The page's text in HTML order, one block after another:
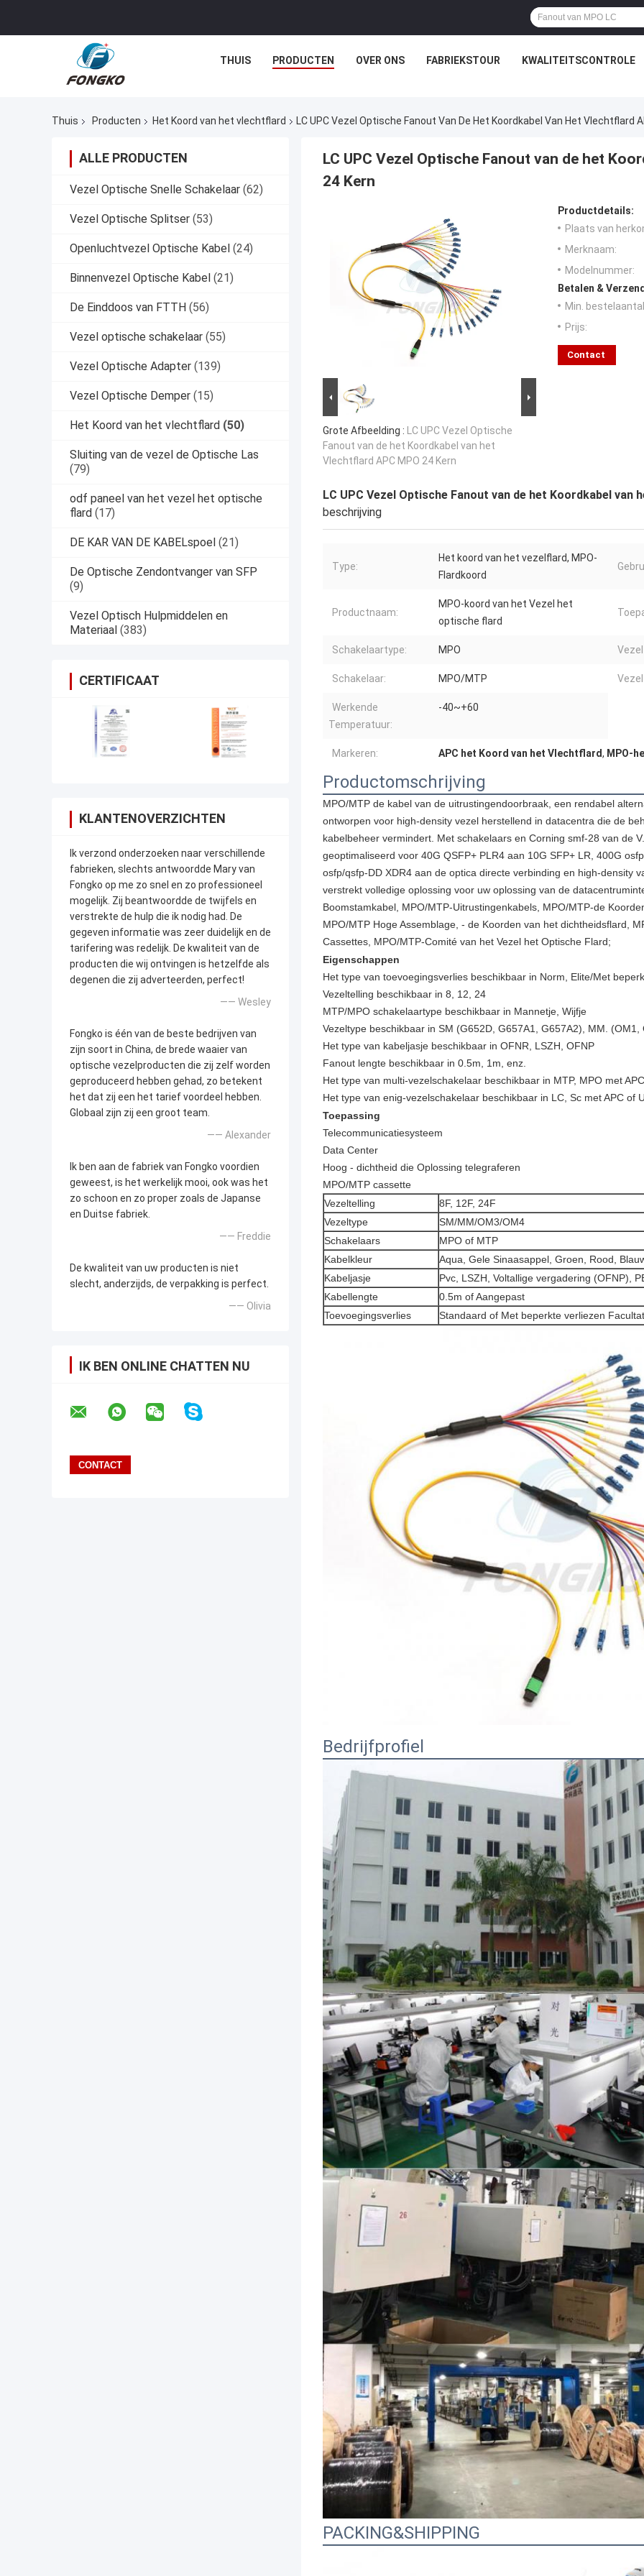
THUIS PRODUCTEN OVER ONS FABRIEKSTOUR KWALITEITSCONTROLE
Thuis Producten Het Koord van het vlechtflard LC UPC Vezel Optische Fanout Van De Het Koordkabel Van Het Vlechtflard
ALLE PRODUCTEN
Vezel Optische Snelle Schakelaar (62)
Vezel Optische Splitser (53)
Openluchtvezel Optische Kabel (24)
Binnenvezel Optische Kabel (21)
De Einddoos van FTTH (56)
Vezel optische schakelaar (55)
Vezel Optische Adapter (139)
Vezel Optische Demper (15)
Het Koord van het vlechtflard (50)
Sluiting van de vezel de Optische Las
(79)
odf paneel van het vezel het optische
flard (17)
DE KAR VAN DE KABELspoel (21)
De Optische Zendontvanger van SFP
(9)
Vezel Optisch Hulpmiddelen en
Materiaal (383)
CERTIFICAAT
KLANTENOVERZICHTEN
Ik verzond onderzoeken naar verschillende
fabrieken, slechts antwoordde Mary van
Fongko op me zo snel en zo professioneel
mogelijk. Zij beantwoordde de twijfels en
verstrekte de hulp die ik nodig had. De
gegeven informatie was zeer duidelijk en de
tarifering was redelijk. De kwaliteit van de
producten die wij ontvingen is hetzelfde als
degenen die zij adverteerden, perfect!
—— Wesley
Fongko is één van de beste bedrijven van
zijn soort in China, de brede waaier van
optische vezelproducten die zij zelf worden
geproduceerd hebben gehad, zo betekent
het dat zij een het tarief voordeel hebben.
Globaal zijn zij een groot team.
—— Alexander
Ik ben aan de fabriek van Fongko voordien
geweest, is het werkelijk mooi, ook was het
zo schoon en zo proper zoals de Japanse
en Duitse fabriek.
—— Freddie
De kwaliteit van uw producten is niet
slecht, anderzijds, de verpakking is perfect.
—— Olivia
IK BEN ONLINE CHATTEN NU
LC UPC Vezel Optische Fanout van de het
24 Kern
Grote Afbeelding : LC UPC Vezel Optische
Fanout van de het Koordkabel van het
Vlechtflard APC MPO 24 Kern
Productdetails:
Plaats van
Merknaam:
Modelnummer:
Betalen &
Min.
Prijs:
Contact
LC UPC Vezel Optische Fanout van de het Koordkabel van
beschrijving
Type:
Het koord van het vezelflard, MPO-
Flardkoord
Productnaam:
MPO-koord van het Vezel het
optische flard
Schakelaartype: MPO
Schakelaar: MPO/MTP
Werkende
Temperatuur:
-40~+60
Markeren: APC het Koord van het Vlechtflard, MPO-
Productomschrijving
MPO/MTP de kabel van de uitrustingendoorbraak, een rendabel
ontworpen voor high-density vezel herstellend in datacentra die de
kabelbeheer vermindert. Met schakelaars en Corning smf-28 van de
geoptimaliseerd voor 40G QSFP+ PLR4 aan 10G SFP+ LR, 400G
osfp/qsfp-DD XDR4 aan de optica directe verbinding en high-density
verstrekt volledige oplossing voor uw oplossing van de
Boomstamkabel, MPO/MTP-Uitrustingenkabels, MPO/MTP-de
MPO/MTP Hoge Assemblage, - de Koorden van het dichtheidsflard,
Cassettes, MPO/MTP-Comité van het Vezel het Optische Flard;
Eigenschappen
Het type van toevoegingsverlies beschikbaar in Norm, Elite/Met
Vezeltelling beschikbaar in 8, 12, 24
MTP/MPO schakelaartype beschikbaar in Mannetje, Wijfje
Vezeltype beschikbaar in SM (G652D, G657A1, G657A2), MM. (OM1,
Het type van kabeljasje beschikbaar in OFNR, LSZH, OFNP
Fanout lengte beschikbaar in 0.5m, 1m, enz.
Het type van multi-vezelschakelaar beschikbaar in MTP, MPO met
Het type van enig-vezelschakelaar beschikbaar in LC, Sc met APC of
Toepassing
Telecommunicatiesysteem
Data Center
Hoog - dichtheid die Oplossing telegraferen
MPO/MTP cassette
Vezeltelling
8F, 12F, 24F
Vezeltype
SM/MM/OM3/OM4
Schakelaars
MPO of MTP
Kabelkleur
Aqua, Gele Sinaasappel, Groen, Rood,
Kabeljasje
Pvc, LSZH, Voltallige vergadering (OFNP),
Kabellengte
0.5m of Aangepast
Toevoegingsverlies
Standaard of Met beperkte verliezen
Bedrijfprofiel
PACKING&SHIPPING